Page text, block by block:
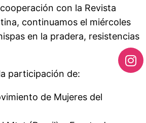
con la Revista
continuamos el miércoles
en la pradera, resistencias
participación de:
de Mujeres del